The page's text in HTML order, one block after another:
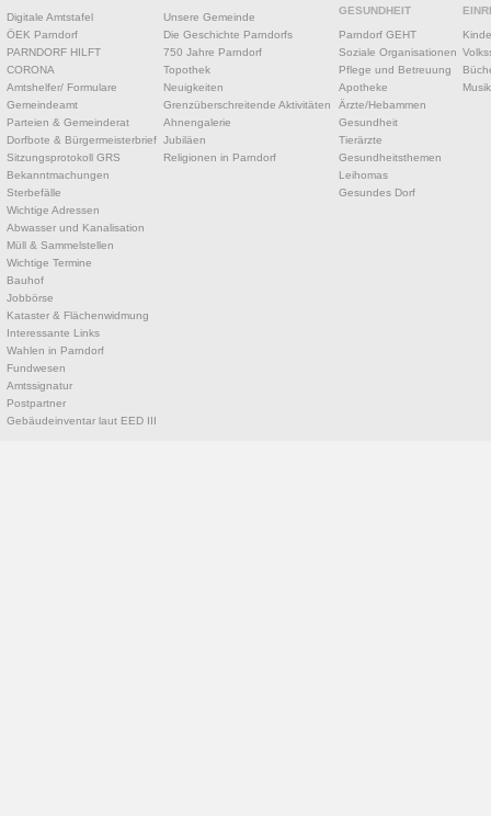
Digitale Amtstafel
ÖEK Parndorf
PARNDORF HILFT
CORONA
Amtshelfer/ Formulare
Gemeindeamt
Parteien & Gemeinderat
Dorfbote & Bürgermeisterbrief
Sitzungsprotokoll GRS
Bekanntmachungen
Sterbefälle
Wichtige Adressen
Abwasser und Kanalisation
Müll & Sammelstellen
Wichtige Termine
Bauhof
Jobbörse
Kataster & Flächenwidmung
Interessante Links
Wahlen in Parndorf
Fundwesen
Amtssignatur
Postpartner
Gebäudeinventar laut EED III
Unsere Gemeinde
Die Geschichte Parndorfs
750 Jahre Parndorf
Topothek
Neuigkeiten
Grenzüberschreitende Aktivitäten
Ahnengalerie
Jubiläen
Religionen in Parndorf
GESUNDHEIT
Parndorf GEHT
Soziale Organisationen
Pflege und Betreuung
Apotheke
Ärzte/Hebammen
Gesundheit
Tierärzte
Gesundheitsthemen
Leihomas
Gesundes Dorf